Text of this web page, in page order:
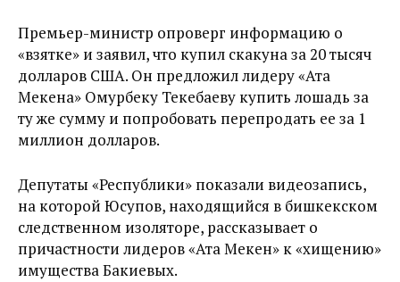
Премьер-министр опроверг информацию о
«взятке» и заявил, что купил скакуна за 20 тысяч
долларов США. Он предложил лидеру «Ата
Мекена» Омурбеку Текебаеву купить лошадь за
ту же сумму и попробовать перепродать ее за 1
миллион долларов.
Депутаты «Республики» показали видеозапись,
на которой Юсупов, находящийся в бишкекском
следственном изоляторе, рассказывает о
причастности лидеров «Ата Мекен» к «хищению»
имущества Бакиевых.